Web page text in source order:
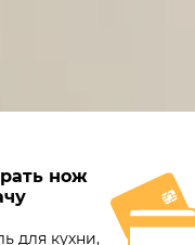
нож
для кухни,